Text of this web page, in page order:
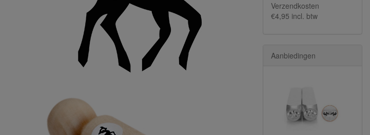
Verzendkosten
€4,95 incl. btw
Aanbiedingen